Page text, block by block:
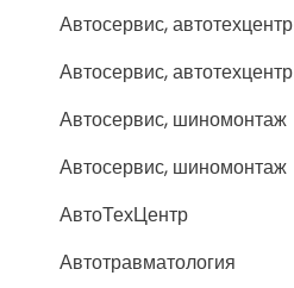
Автосервис, автотехцентр
Автосервис, автотехцентр
Автосервис, шиномонтаж
Автосервис, шиномонтаж
АвтоТехЦентр
Автотравматология